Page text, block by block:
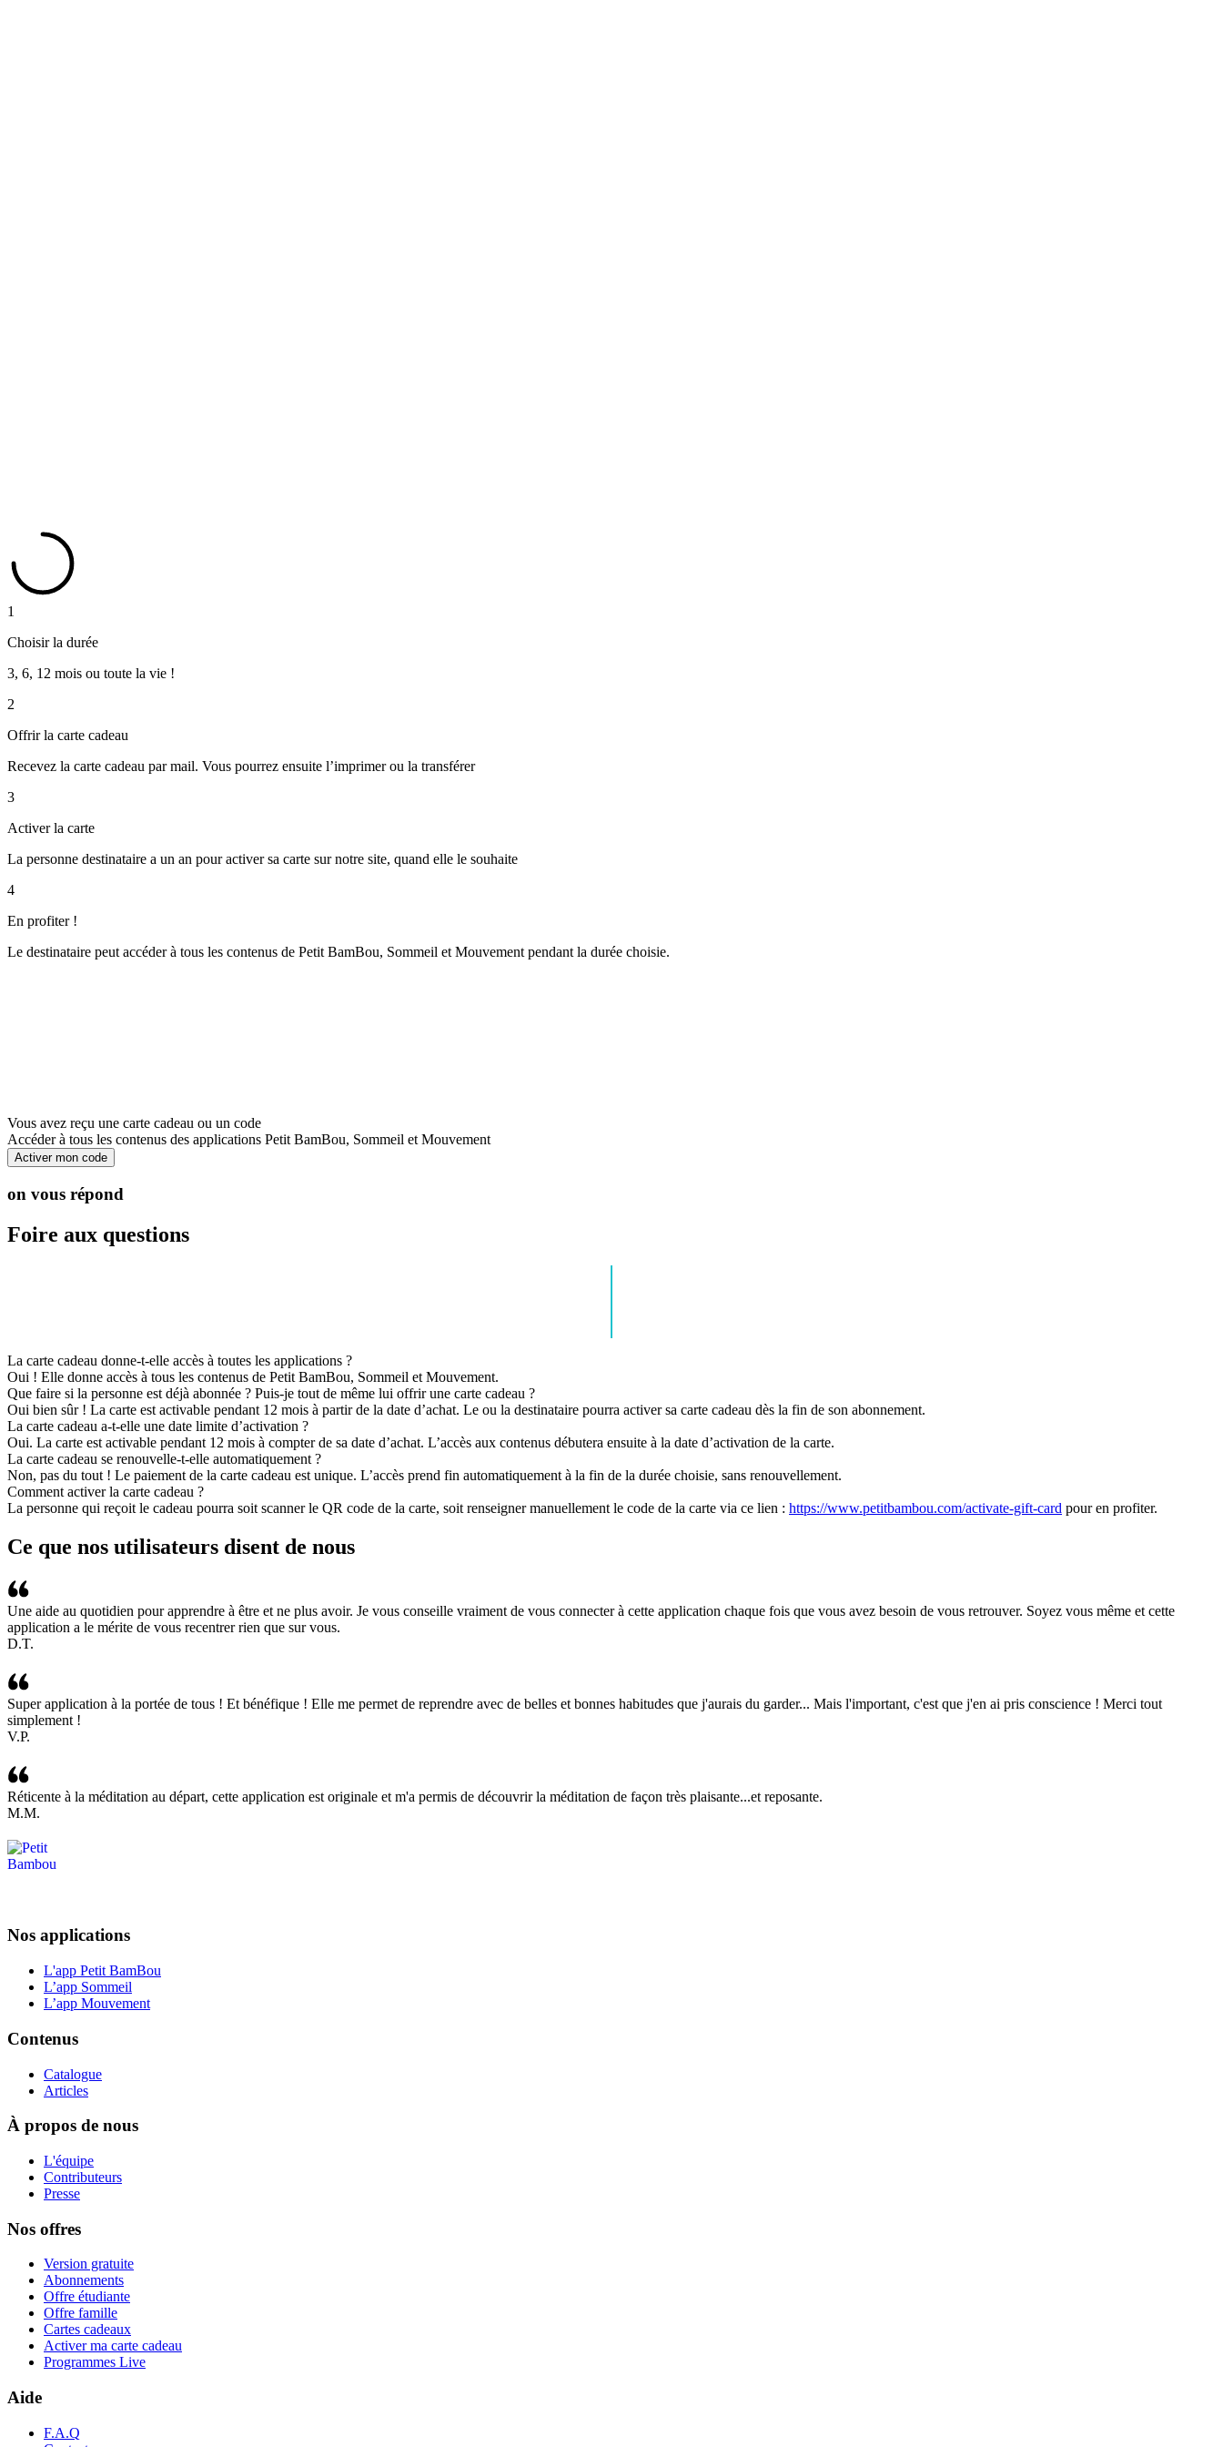
1
Choisir la durée
3, 6, 12 mois ou toute la vie !
2
Offrir la carte cadeau
Recevez la carte cadeau par mail. Vous pourrez ensuite l’imprimer ou la transférer
3
Activer la carte
La personne destinataire a un an pour activer sa carte sur notre site, quand elle le souhaite
4
En profiter !
Le destinataire peut accéder à tous les contenus de Petit BamBou, Sommeil et Mouvement pendant la durée choisie.
Vous avez reçu une carte cadeau ou un code
Accéder à tous les contenus des applications Petit BamBou, Sommeil et Mouvement
Activer mon code
on vous répond
Foire aux questions
La carte cadeau donne-t-elle accès à toutes les applications ?
Oui ! Elle donne accès à tous les contenus de Petit BamBou, Sommeil et Mouvement.
Que faire si la personne est déjà abonnée ? Puis-je tout de même lui offrir une carte cadeau ?
Oui bien sûr ! La carte est activable pendant 12 mois à partir de la date d’achat. Le ou la destinataire pourra activer sa carte cadeau dès la fin de son abonnement.
La carte cadeau a-t-elle une date limite d’activation ?
Oui. La carte est activable pendant 12 mois à compter de sa date d’achat. L’accès aux contenus débutera ensuite à la date d’activation de la carte.
La carte cadeau se renouvelle-t-elle automatiquement ?
Non, pas du tout ! Le paiement de la carte cadeau est unique. L’accès prend fin automatiquement à la fin de la durée choisie, sans renouvellement.
Comment activer la carte cadeau ?
La personne qui reçoit le cadeau pourra soit scanner le QR code de la carte, soit renseigner manuellement le code de la carte via ce lien : https://www.petitbambou.com/activate-gift-card pour en profiter.
Ce que nos utilisateurs disent de nous
Une aide au quotidien pour apprendre à être et ne plus avoir. Je vous conseille vraiment de vous connecter à cette application chaque fois que vous avez besoin de vous retrouver. Soyez vous même et cette
application a le mérite de vous recentrer rien que sur vous.
D.T.
Super application à la portée de tous ! Et bénéfique ! Elle me permet de reprendre avec de belles et bonnes habitudes que j'aurais du garder... Mais l'important, c'est que j'en ai pris conscience ! Merci tout
simplement !
V.P.
Réticente à la méditation au départ, cette application est originale et m'a permis de découvrir la méditation de façon très plaisante...et reposante.
M.M.
Nos applications
L'app Petit BamBou
L’app Sommeil
L’app Mouvement
Contenus
Catalogue
Articles
À propos de nous
L'équipe
Contributeurs
Presse
Nos offres
Version gratuite
Abonnements
Offre étudiante
Offre famille
Cartes cadeaux
Activer ma carte cadeau
Programmes Live
Aide
F.A.Q